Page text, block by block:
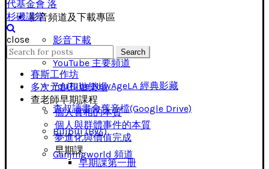
影音頻道及下載專區
影音下載
YouTube 主要頻道
YouTube NewAgeLA 經典影藏
查叔讀書會舊音檔(Google Drive)
Bilibili (B站)
Ganjingworld 頻道
close
Search
for:
Search
賽斯工作坊
多次元創想遊樂場
查老師早期課程
個人實相的本質
個人與群體事件的本質
夢進化與價值完成
早期課
早期課第一册